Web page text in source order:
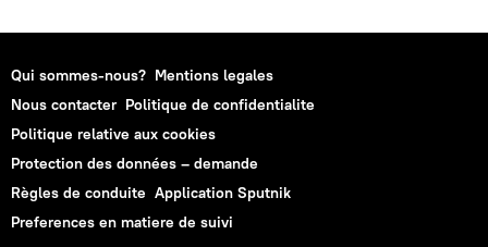
Qui sommes-nous? Mentions legales
Nous contacter Politique de confidentialite
Politique relative aux cookies
Protection des données – demande
Règles de conduite Application Sputnik
Preferences en matiere de suivi